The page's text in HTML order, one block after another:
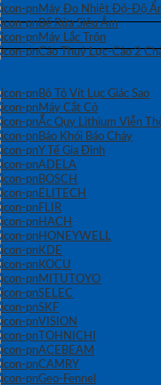
Máy Đo Nhiệt Độ-Độ
Bể Rửa Siêu Âm
Máy Lắc Trộn
Cảo Thuỷ Lực-Cảo 2
Bộ Tô Vít Lục Giác Sao
Máy Cắt Cỏ
Ắc Quy Lithium Viễn
Báo Khói Báo Cháy
Y Tế Gia Đình
ADELA
BOSCH
ELITECH
FLIR
HACH
HONEYWELL
KDE
KOCU
MITUTOYO
SELEC
SKF
VISION
TOHNICHI
ACEBEAM
CAMRY
Geo-Fennel